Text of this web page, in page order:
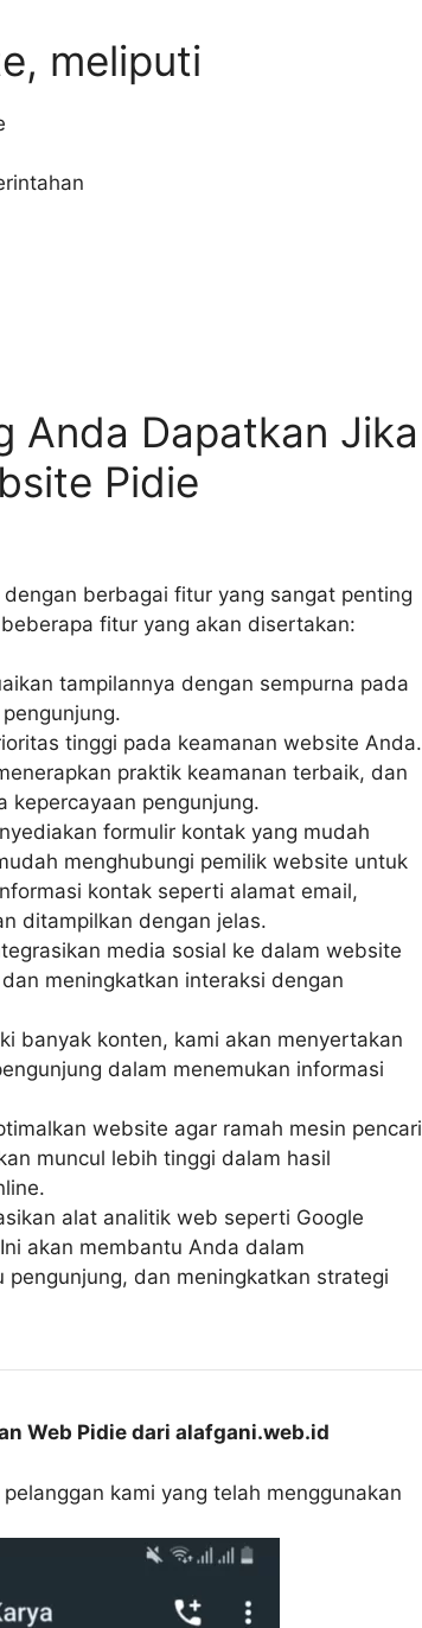
meliputi
Anda Dapatkan Jika
Pidie
berbagai fitur yang sangat penting
fitur yang akan disertakan:
tampilannya dengan sempurna pada
tinggi pada keamanan website Anda.
praktik keamanan terbaik, dan
kepercayaan pengunjung.
formulir kontak yang mudah
menghubungi pemilik website untuk
kontak seperti alamat email,
ditampilkan dengan jelas.
media sosial ke dalam website
meningkatkan interaksi dengan
banyak konten, kami akan menyertakan
dalam menemukan informasi
website agar ramah mesin pencari
muncul lebih tinggi dalam hasil
alat analitik web seperti Google
akan membantu Anda dalam
dan meningkatkan strategi
Web Pidie dari alafgani.web.id
kami yang telah menggunakan